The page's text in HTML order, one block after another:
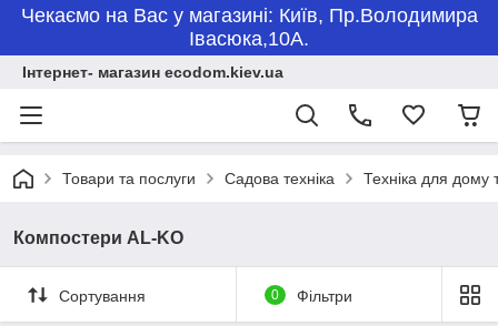
Чекаємо на Вас у магазині: Київ, Пр.Володимира
Івасюка,10А.
Інтернет- магазин ecodom.kiev.ua
Товари та послуги Садова техніка Техніка для дому
Компостери AL-KO
Сортування 0 Фільтри